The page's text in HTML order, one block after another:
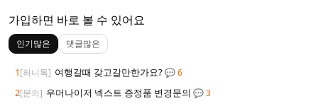
가입하면 바로 볼 수 있어요
인기많은 댓글많은
1[허니톡] 여행갈때 갖고갈만한가요?💬 6
2[문의] 우머나이저 넥스트 증정품 변경문의 💬 3